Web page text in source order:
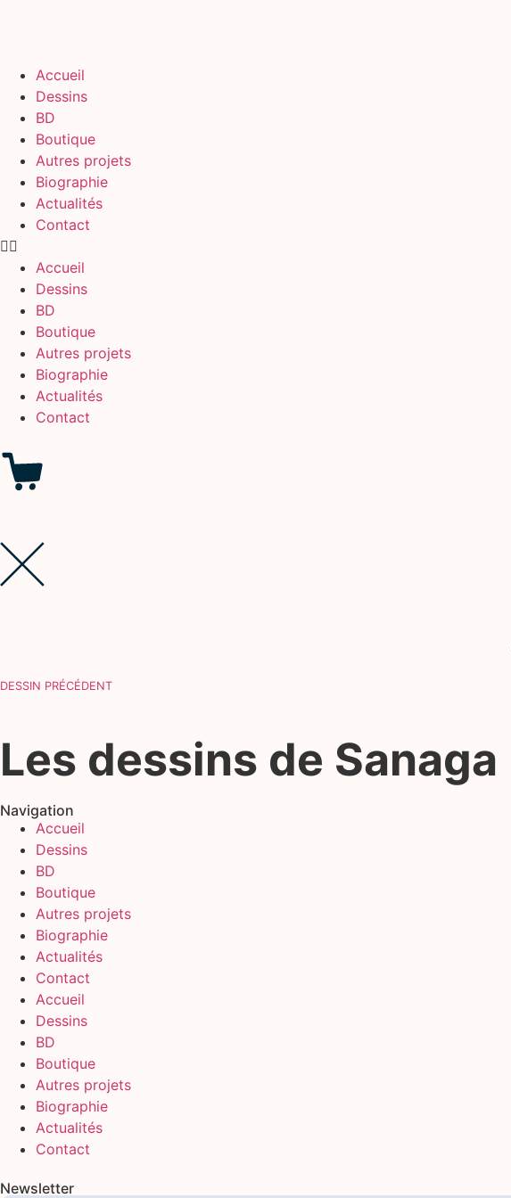
Accueil
Dessins
BD
Boutique
Autres projets
Biographie
Actualités
Contact
Accueil
Dessins
BD
Boutique
Autres projets
Biographie
Actualités
Contact
DESSIN PRÉCÉDENT
Les dessins de Sanaga
Navigation
Accueil
Dessins
BD
Boutique
Autres projets
Biographie
Actualités
Contact
Accueil
Dessins
BD
Boutique
Autres projets
Biographie
Actualités
Contact
Newsletter